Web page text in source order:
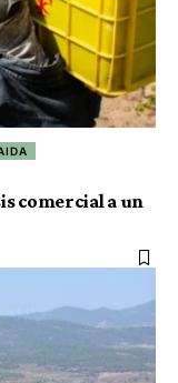
comercial a un